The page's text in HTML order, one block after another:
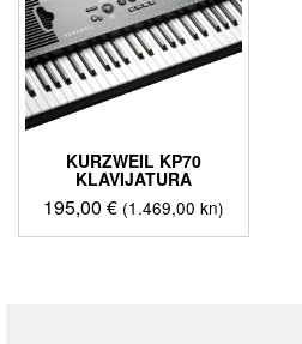
KURZWEIL KP70
KLAVIJATURA
195,00€ (1.469,00 kn)